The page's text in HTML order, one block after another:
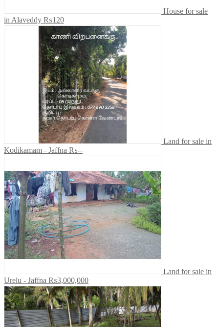
House for sale
in Alaveddy ₨120
Land for sale in
Kodikamam - Jaffna ₨--
Land for sale in
Urelu - Jaffna ₨3,000,000